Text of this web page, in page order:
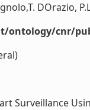
DOrazio,
ontology/cnr/
Surveillance